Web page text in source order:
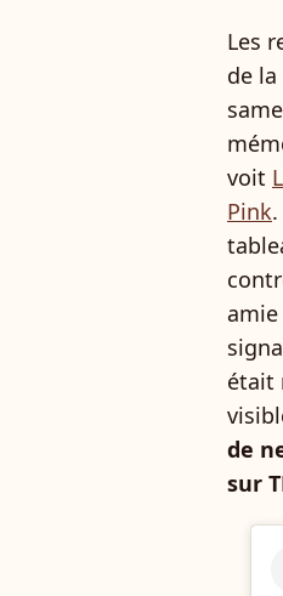
Les
de
voit
Pink
amie
était
de
sur